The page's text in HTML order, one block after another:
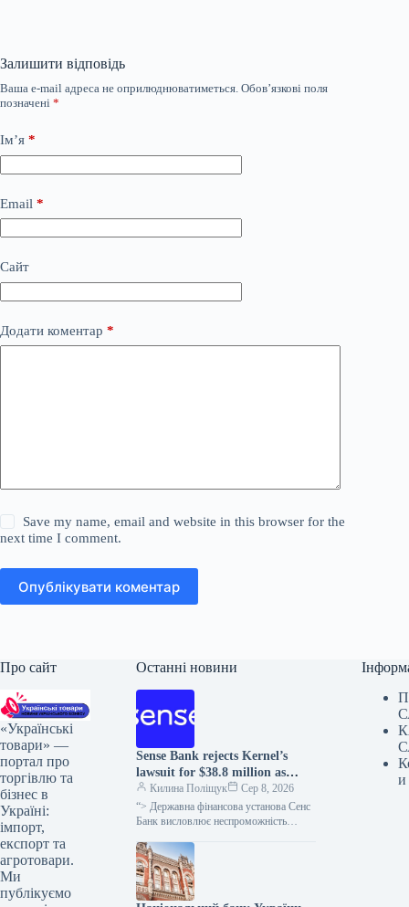
Залишити відповідь
Ваша e-mail адреса не оприлюднюватиметься. Обов’язкові поля
позначені *
Ім’я *
Email *
Сайт
Додати коментар *
Save my name, email and website in this browser for the
next time I comment.
Опублікувати коментар
Про сайт
«Українські
товари» —
портал про
торгівлю та
бізнес в
Україні:
імпорт,
експорт та
агротовари.
Ми
публікуємо
Останні новини
Sense Bank rejects Kernel’s
lawsuit for $38.8 million as
unfounded.
Килина Поліщук
Сер 8, 2026
“> Державна фінансова установа Сенс
Банк висловлює неспроможність
Investments Limited, що входить до
агрогрупи “Кернел”, щодо…
и